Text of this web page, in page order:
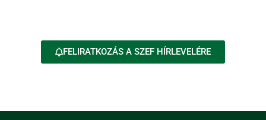
FELIRATKOZÁS A SZEF HÍRLEVELÉRE